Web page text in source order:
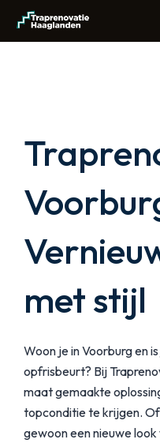
met stijl
Woon je in Voorburg en
opfrisbeurt? Bij
maat gemaakte
topconditie te krijgen.
gewoon een nieuwe